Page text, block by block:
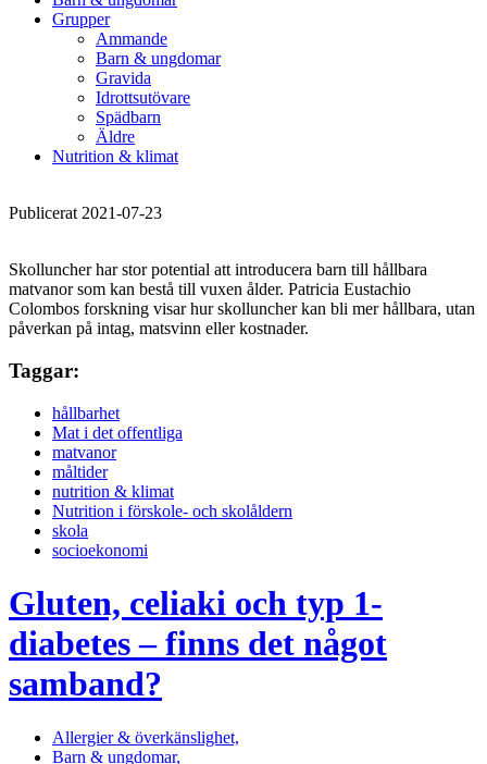
Grupper
Ammande
Barn & ungdomar
Gravida
Idrottsutövare
Spädbarn
Äldre
Nutrition & klimat
Publicerat 2021-07-23
Skolluncher har stor potential att introducera barn till hållbara
matvanor som kan bestå till vuxen ålder. Patricia Eustachio
Colombos forskning visar hur skolluncher kan bli mer hållbara, utan
påverkan på intag, matsvinn eller kostnader.
Taggar:
hållbarhet
Mat i det offentliga
matvanor
måltider
nutrition & klimat
Nutrition i förskole- och skolåldern
skola
socioekonomi
Gluten, celiaki och typ 1-
diabetes – finns det något
samband?
Allergier & överkänslighet,
Barn & ungdomar,